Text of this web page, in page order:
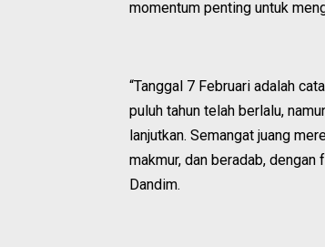
momentum penting untuk
“Tanggal 7 Februari adalah
puluh tahun telah berlalu,
lanjutkan. Semangat juang
makmur, dan beradab,
Dandim.